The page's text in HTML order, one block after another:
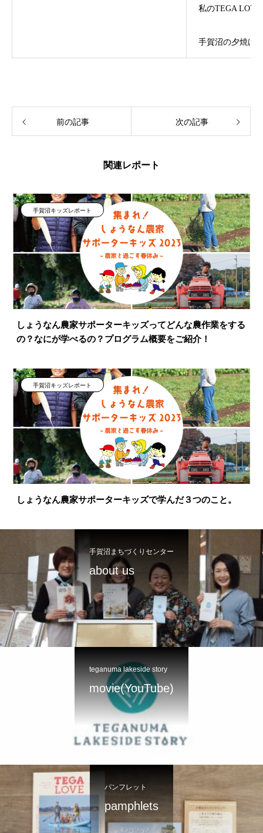
私のTEGA
手賀沼の夕焼け
前の記事 次の記事
関連レポート
手賀沼キッズレポート
しょうなん農家サポーターキッズってどんな農作業をする
の？なにが学べるの？プログラム概要をご紹介！
手賀沼キッズレポート
しょうなん農家サポーターキッズで学んだ３つのこと。
手賀沼まちづくりセンター
about us
teganuma lakeside story
movie(YouTube)
パンフレット
pamphlets